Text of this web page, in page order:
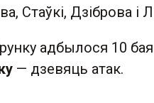
Стаўкі, Дзіброва і
адбылося 10
— дзевяць атак.